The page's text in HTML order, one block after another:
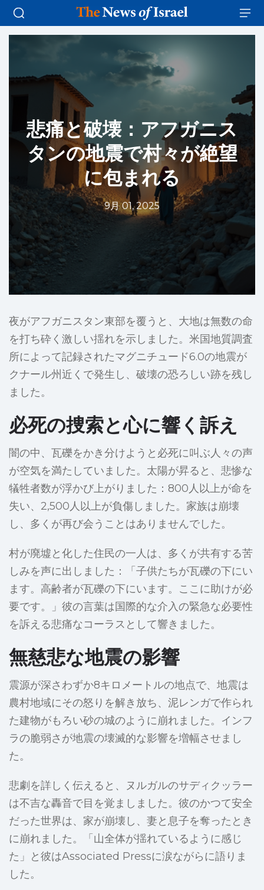
悲痛と破壊：アフガニス
タンの地震で村々が絶望
に包まれる
9月 01, 2025
夜がアフガニスタン東部を覆うと、大地は無数の命
を打ち砕く激しい揺れを示しました。米国地質調査
所によって記録されたマグニチュード6.0の地震が
クナール州近くで発生し、破壊の恐ろしい跡を残し
ました。
必死の捜索と心に響く訴え
闇の中、瓦礫をかき分けようと必死に叫ぶ人々の声
が空気を満たしていました。太陽が昇ると、悲惨な
犠牲者数が浮かび上がりました：800人以上が命を
失い、2,500人以上が負傷しました。家族は崩壊
し、多くが再び会うことはありませんでした。
村が廃墟と化した住民の一人は、多くが共有する苦
しみを声に出しました：「子供たちが瓦礫の下にい
ます。高齢者が瓦礫の下にいます。ここに助けが必
要です。」彼の言葉は国際的な介入の緊急な必要性
を訴える悲痛なコーラスとして響きました。
無慈悲な地震の影響
震源が深さわずか8キロメートルの地点で、地震は
農村地域にその怒りを解き放ち、泥レンガで作られ
た建物がもろい砂の城のように崩れました。インフ
ラの脆弱さが地震の壊滅的な影響を増幅させまし
た。
悲劇を詳しく伝えると、ヌルガルのサディクッラー
は不吉な轟音で目を覚ましました。彼のかつて安全
だった世界は、家が崩壊し、妻と息子を奪ったとき
に崩れました。「山全体が揺れているように感じ
た」と彼はAssociated Pressに涙ながらに語りま
した。